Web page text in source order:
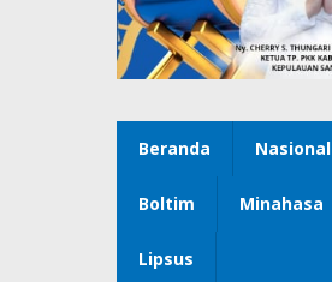
Beranda Nasional
Boltim Minahasa
Lipsus